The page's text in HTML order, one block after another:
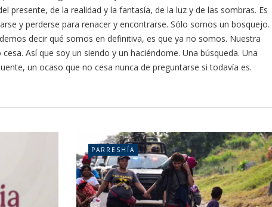
presente, de la realidad y la fantasía, de la luz y de las sombras. Es
y perderse para renacer y encontrarse. Sólo somos un bosquejo.
decir qué somos en definitiva, es que ya no somos. Nuestra
Así que soy un siendo y un haciéndome. Una búsqueda. Una
un ocaso que no cesa nunca de preguntarse si todavía es.
PARRESHÍA